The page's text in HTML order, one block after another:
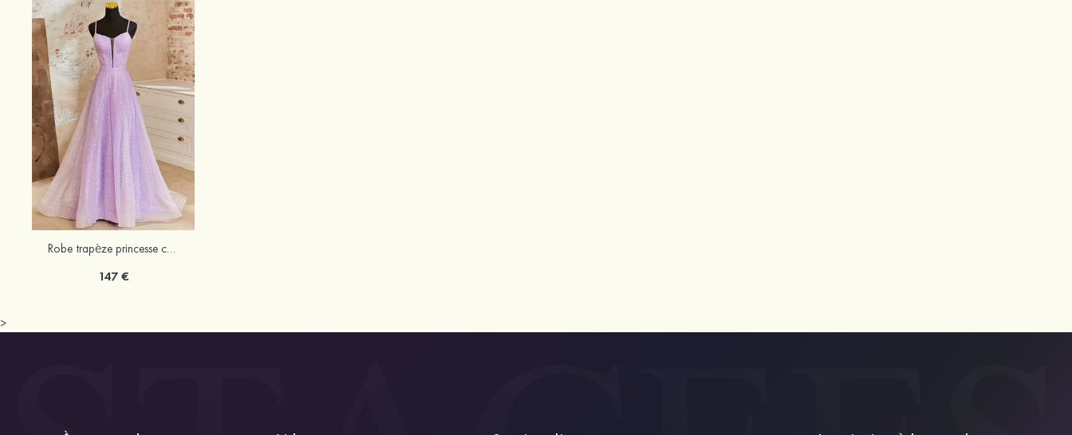
Robe trapèze princesse col en v paillettes traîne balayage robe de bal
147 €
>